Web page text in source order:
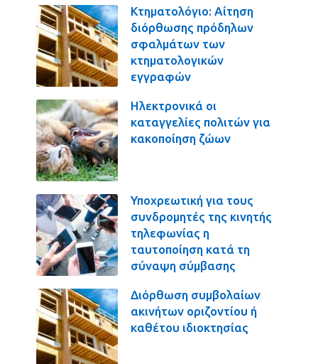
Κτηματολόγιο: Αίτηση
διόρθωσης πρόδηλων
σφαλμάτων των
κτηματολογικών
εγγραφών
Ηλεκτρονικά οι
καταγγελίες πολιτών για
κακοποίηση ζώων
Υποχρεωτική για τους
συνδρομητές της κινητής
τηλεφωνίας η
ταυτοποίηση κατά τη
σύναψη σύμβασης
Διόρθωση συμβολαίων
ακινήτων οριζοντίου ή
καθέτου ιδιοκτησίας